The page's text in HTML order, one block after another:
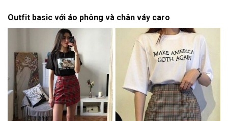
Outfit basic với áo phông và chân váy caro